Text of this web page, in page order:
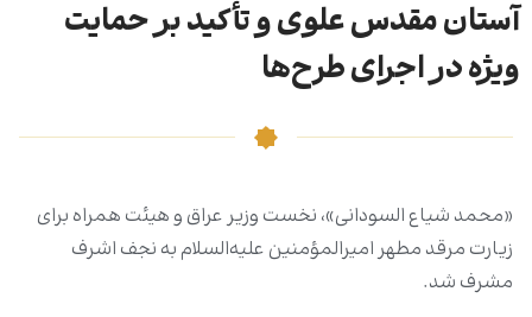
آستان مقدس علوی و تأکید بر حمایت
ویژه در اجرای طرح‌ها
«محمد شیاع السودانی»، نخست وزیر عراق و هیئت همراه برای
زیارت مرقد مطهر امیرالمؤمنین علیه‌السلام به نجف اشرف
مشرف شد.